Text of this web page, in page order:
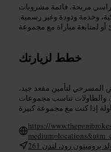
مريحة، قائمة مشروبات
وخدمة ودودة وغير رسمية.
خطط لزيارتك
المسرحي لتأمين مقعد جيد،
والطاولات تناسب مجموعات
https://